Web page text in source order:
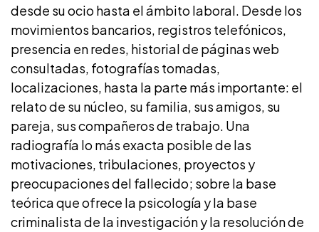
desde su ocio hasta el ámbito laboral. Desde los
movimientos bancarios, registros telefónicos,
presencia en redes, historial de páginas web
consultadas, fotografías tomadas,
localizaciones, hasta la parte más importante: el
relato de su núcleo, su familia, sus amigos, su
pareja, sus compañeros de trabajo. Una
radiografía lo más exacta posible de las
motivaciones, tribulaciones, proyectos y
preocupaciones del fallecido; sobre la base
teórica que ofrece la psicología y la base
criminalista de la investigación y la resolución de